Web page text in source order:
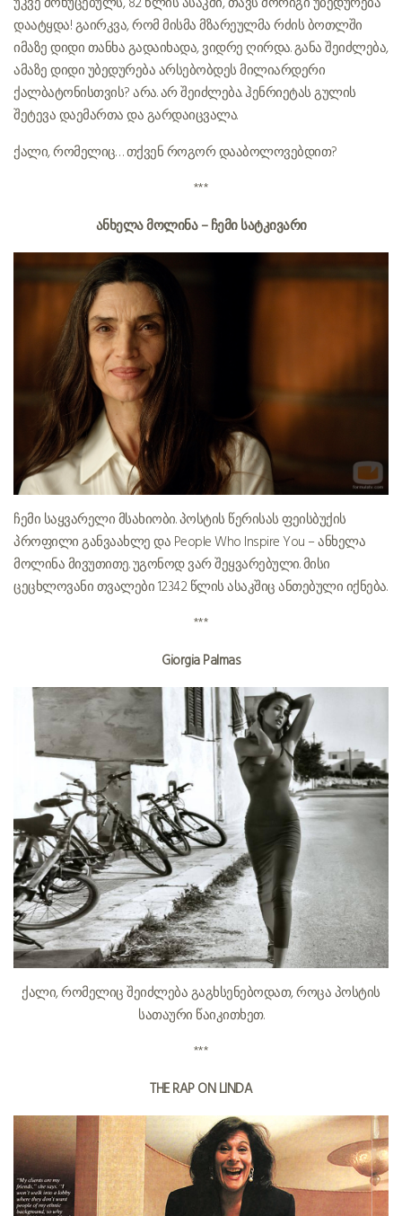
დაატყდა! გაირკვა, რომ მისმა მზარეულმა რძის ბოთლში
იმაზე დიდი თანხა გადაიხადა, ვიდრე ღირდა. განა შეიძლება,
ამაზე დიდი უბედურება არსებობდეს მილიარდერი
ქალბატონისთვის? არა. არ შეიძლება. ჰენრიეტას გულის
შეტევა დაემართა და გარდაიცვალა.
ქალი, რომელიც… თქვენ როგორ დააბოლოვებდით?
***
ანხელა მოლინა – ჩემი სატკივარი
ჩემი საყვარელი მსახიობი. პოსტის წერისას ფეისბუქის
პროფილი განვაახლე და People Who Inspire You – ანხელა
მოლინა მივუთითე. უგონოდ ვარ შეყვარებული. მისი
ცეცხლოვანი თვალები 12342 წლის ასაკშიც ანთებული იქნება.
***
Giorgia Palmas
ქალი, რომელიც შეიძლება გაგხსენებოდათ, როცა პოსტის
სათაური წაიკითხეთ.
***
THE RAP ON LINDA